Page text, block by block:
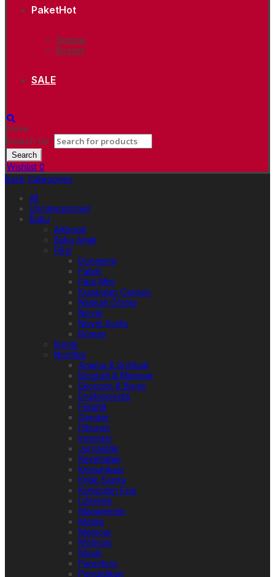
PaketHot
Spesial
Boxset
SALE
close
Search for:
Search
Wishlist 0
Back Categories
All
Uncategorized
Buku
Artbook
Buku Anak
Fiksi
Dongeng
Fabel
Fiksi Mini
Kumpulan Cerpen
Naskah Drama
Novel
Novel Grafis
Roman
Komik
Nonfiksi
Agama & Spiritual
Biografi & Memoar
Ekonomi & Bisnis
Ensiklopedia
Filsafat
Gender
Hiburan
Inspirasi
Jurnalistik
Kesehatan
Komunikasi
Kritik Sastra
Kumpulan Esai
Lifestyle
Manajemen
Media
Memoar
Motivasi
Musik
Parenting
Pendidikan